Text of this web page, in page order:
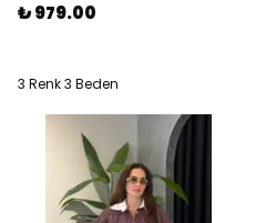
₺ 979.00
3 Renk 3 Beden